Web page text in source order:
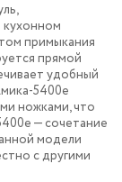
кухонном
примыкания
прямой
удобный
5400e
ножками, что
— сочетание
модели
с другими